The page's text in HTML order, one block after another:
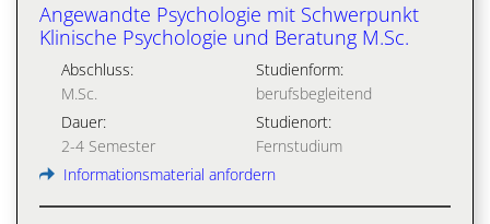
Angewandte Psychologie mit Schwerpunkt
Klinische Psychologie und Beratung M.Sc.
Abschluss:
M.Sc.
Studienform:
berufsbegleitend
Dauer:
2-4 Semester
Studienort:
Fernstudium
Informationsmaterial anfordern